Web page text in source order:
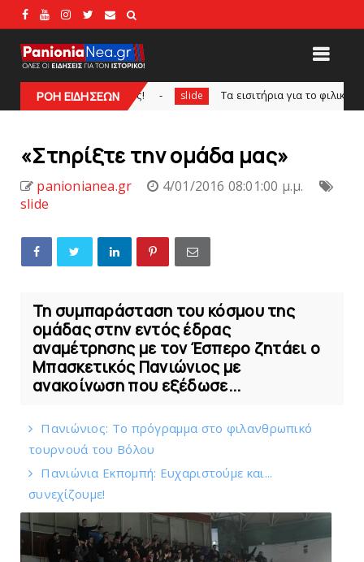
ΡΟΗ ΕΙΔΗΣΕΩΝ
slide Tα εισιτήρια για το φιλικό τουρνουά του
«Στηρίξτε την ομάδα μας»
panionianea.gr
4/01/2016 08:01:00 μ.μ.
slide
Τη συμπαράσταση του κόσμου της
ομάδας στην εντός έδρας
αναμέτρησης με τον Έσπερο ζητάει ο
Μπασκετικός Πανιώνιος με
ανακοίνωση που εξέδωσε...
Πανιώνιoς: Tο πρόγραμμα στο φιλανθρωπικό
τουρνουά του Bόλου
Πανιώνια Εκπομπή: Eυχαριστούμε και...
συνεχίζουμε!